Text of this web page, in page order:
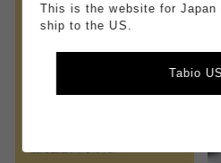
This is the website for Japan
ship to the US.
Tabio